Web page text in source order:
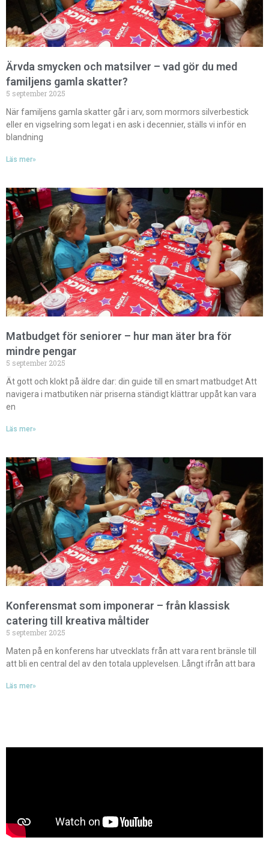
Ärvda smycken och matsilver – vad gör du med
familjens gamla skatter?
5 september 2025
När familjens gamla skatter går i arv, som mormors silverbestick
eller en vigselring som legat i en ask i decennier, ställs vi inför en
blandning
Läs mer»
Matbudget för seniorer – hur man äter bra för
mindre pengar
5 september 2025
Ät gott och klokt på äldre dar: din guide till en smart matbudget Att
navigera i matbutiken när priserna ständigt klättrar uppåt kan vara
en
Läs mer»
Konferensmat som imponerar – från klassisk
catering till kreativa måltider
5 september 2025
Maten på en konferens har utvecklats från att vara rent bränsle till
att bli en central del av den totala upplevelsen. Långt ifrån att bara
Läs mer»